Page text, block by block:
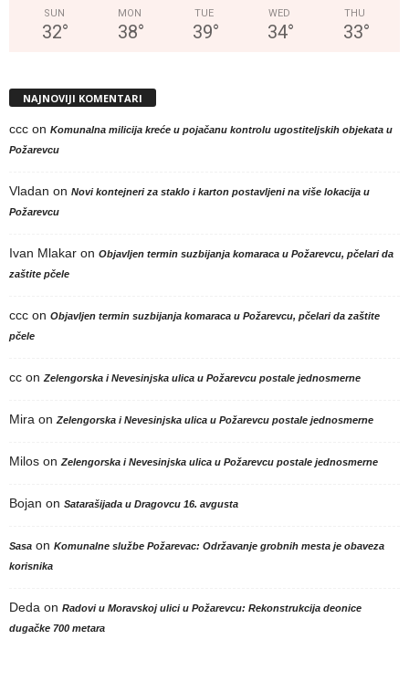
SUN
32°
MON
38°
TUE
39°
WED
34°
THU
33°
NAJNOVIJI KOMENTARI
ccc on Komunalna milicija kreće u pojačanu kontrolu ugostiteljskih objekata u
Požarevcu
Vladan on Novi kontejneri za staklo i karton postavljeni na više lokacija u
Požarevcu
Ivan Mlakar on Objavljen termin suzbijanja komaraca u Požarevcu, pčelari da
zaštite pčele
ccc on Objavljen termin suzbijanja komaraca u Požarevcu, pčelari da zaštite
pčele
cc on Zelengorska i Nevesinjska ulica u Požarevcu postale jednosmerne
Mira on Zelengorska i Nevesinjska ulica u Požarevcu postale jednosmerne
Milos on Zelengorska i Nevesinjska ulica u Požarevcu postale jednosmerne
Bojan on Satarašijada u Dragovcu 16. avgusta
Sasa on Komunalne službe Požarevac: Održavanje grobnih mesta je obaveza
korisnika
Deda on Radovi u Moravskoj ulici u Požarevcu: Rekonstrukcija deonice
dugačke 700 metara